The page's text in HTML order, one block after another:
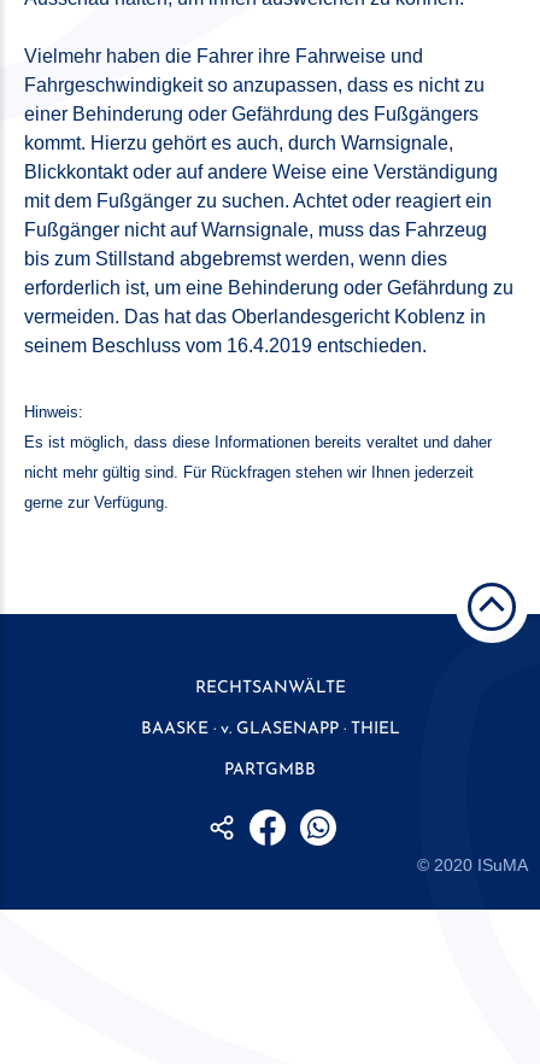
Vielmehr haben die Fahrer ihre Fahrweise und
Fahrgeschwindigkeit so anzupassen, dass es nicht zu
einer Behinderung oder Gefährdung des Fußgängers
kommt. Hierzu gehört es auch, durch Warnsignale,
Blickkontakt oder auf andere Weise eine Verständigung
mit dem Fußgänger zu suchen. Achtet oder reagiert ein
Fußgänger nicht auf Warnsignale, muss das Fahrzeug
bis zum Stillstand abgebremst werden, wenn dies
erforderlich ist, um eine Behinderung oder Gefährdung zu
vermeiden. Das hat das Oberlandesgericht Koblenz in
seinem Beschluss vom 16.4.2019 entschieden.
Hinweis:
Es ist möglich, dass diese Informationen bereits veraltet und daher
nicht mehr gültig sind. Für Rückfragen stehen wir Ihnen jederzeit
gerne zur Verfügung.
RECHTSANWÄLTE
BAASKE · v. GLASENAPP · THIEL
PARTGMBB
© 2020 ISuMA